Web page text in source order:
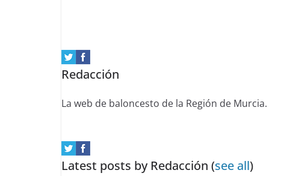
content
below.
Redacción
La web de baloncesto de la Región de Murcia.
Latest posts by Redacción (see all)